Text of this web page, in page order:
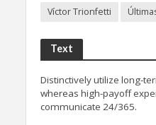
Víctor Trionfetti
Text
Distinctively utilize long-
whereas high-payoff
communicate 24/365.